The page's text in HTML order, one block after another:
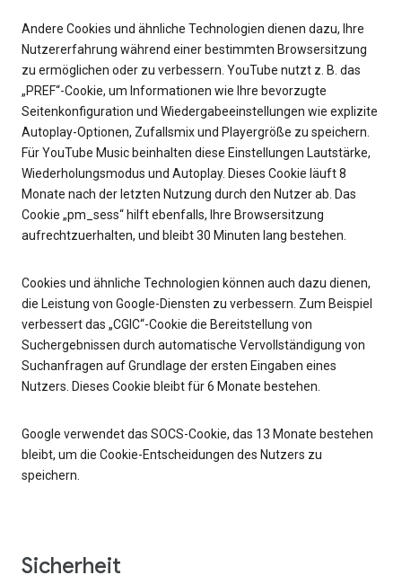
Andere Cookies und ähnliche Technologien dienen dazu, Ihre
Nutzererfahrung während einer bestimmten Browsersitzung
zu ermöglichen oder zu verbessern. YouTube nutzt z. B. das
„PREF“-Cookie, um Informationen wie Ihre bevorzugte
Seitenkonfiguration und Wiedergabeeinstellungen wie explizite
Autoplay-Optionen, Zufallsmix und Playergröße zu speichern.
Für YouTube Music beinhalten diese Einstellungen Lautstärke,
Wiederholungsmodus und Autoplay. Dieses Cookie läuft 8
Monate nach der letzten Nutzung durch den Nutzer ab. Das
Cookie „pm_sess“ hilft ebenfalls, Ihre Browsersitzung
aufrechtzuerhalten, und bleibt 30 Minuten lang bestehen.
Cookies und ähnliche Technologien können auch dazu dienen,
die Leistung von Google-Diensten zu verbessern. Zum Beispiel
verbessert das „CGIC“-Cookie die Bereitstellung von
Suchergebnissen durch automatische Vervollständigung von
Suchanfragen auf Grundlage der ersten Eingaben eines
Nutzers. Dieses Cookie bleibt für 6 Monate bestehen.
Google verwendet das SOCS-Cookie, das 13 Monate bestehen
bleibt, um die Cookie-Entscheidungen des Nutzers zu
speichern.
Sicherheit